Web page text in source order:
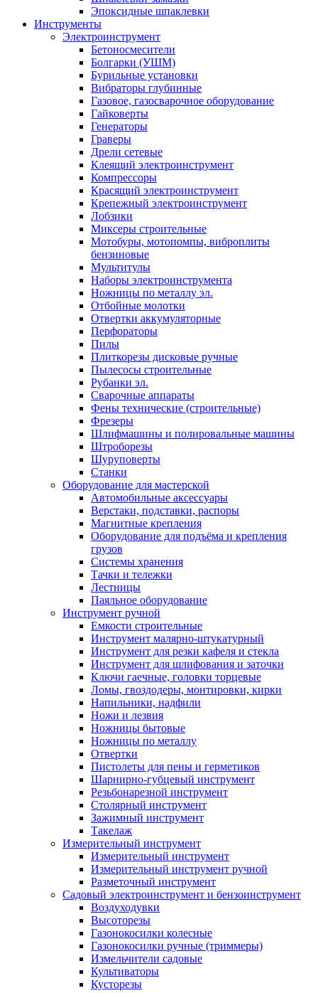
Эпоксидные шпаклевки
Инструменты
Электроинструмент
Бетоносмесители
Болгарки (УШМ)
Бурильные установки
Вибраторы глубинные
Газовое, газосварочное оборудование
Гайковерты
Генераторы
Граверы
Дрели сетевые
Клеящий электроинструмент
Компрессоры
Красящий электроинструмент
Крепежный электроинструмент
Лобзики
Миксеры строительные
Мотобуры, мотопомпы, виброплиты
бензиновые
Мультитулы
Наборы электроинструмента
Ножницы по металлу эл.
Отбойные молотки
Отвертки аккумуляторные
Перфораторы
Пилы
Плиткорезы дисковые ручные
Пылесосы строительные
Рубанки эл.
Сварочные аппараты
Фены технические (строительные)
Фрезеры
Шлифмашины и полировальные машины
Штроборезы
Шуруповерты
Станки
Оборудование для мастерской
Автомобильные аксессуары
Верстаки, подставки, распоры
Магнитные крепления
Оборудование для подъёма и крепления
грузов
Системы хранения
Тачки и тележки
Лестницы
Паяльное оборудование
Инструмент ручной
Емкости строительные
Инструмент малярно-штукатурный
Инструмент для резки кафеля и стекла
Инструмент для шлифования и заточки
Ключи гаечные, головки торцевые
Ломы, гвоздодеры, монтировки, кирки
Напильники, надфили
Ножи и лезвия
Ножницы бытовые
Ножницы по металлу
Отвертки
Пистолеты для пены и герметиков
Шарнирно-губцевый инструмент
Резьбонарезной инструмент
Столярный инструмент
Зажимный инструмент
Такелаж
Измерительный инструмент
Измерительный инструмент
Измерительный инструмент ручной
Разметочный инструмент
Садовый электроинструмент и бензоинструмент
Воздуходувки
Высоторезы
Газонокосилки колесные
Газонокосилки ручные (триммеры)
Измельчители садовые
Культиваторы
Кусторезы